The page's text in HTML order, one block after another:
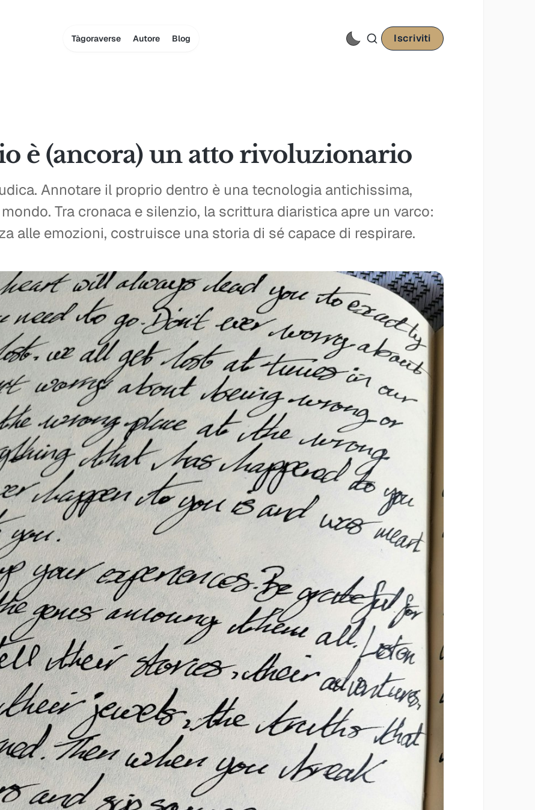
Tàgoraverse Autore Blog Iscriviti
è (ancora) un atto rivoluzionario
Annotare il proprio dentro è una tecnologia antichissima,
Tra cronaca e silenzio, la scrittura diaristica apre un varco:
alle emozioni, costruisce una storia di sé capace di respirare.